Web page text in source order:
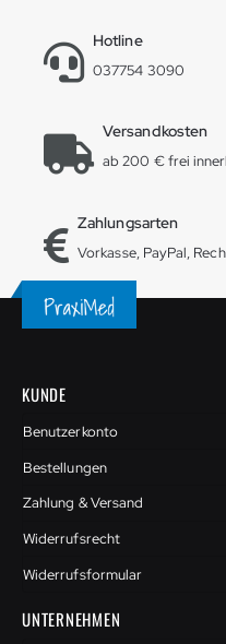
Hotline
037754 3090
Versandkosten
ab 200 € frei
Zahlungsarten
Vorkasse, PayPal,
KUNDE
Benutzerkonto
Bestellungen
Zahlung & Versand
Widerrufsrecht
Widerrufsformular
UNTERNEHMEN